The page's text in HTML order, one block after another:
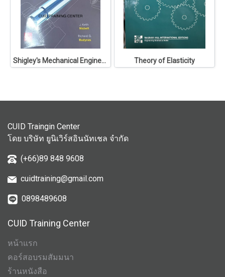
Shigley's Mechanical Engineering Design Theory of Elasticity
CUID Traingin Center
โดย บริษัท ยูนิเวิร์สอินนัทเชล จำกัด
(+66)89 848 9608
cuidtraining@gmail.com
0898489608
CUID Training Center
หน้าแรก
คอร์สอบรมสัมมนา
ร้านหนังสือ